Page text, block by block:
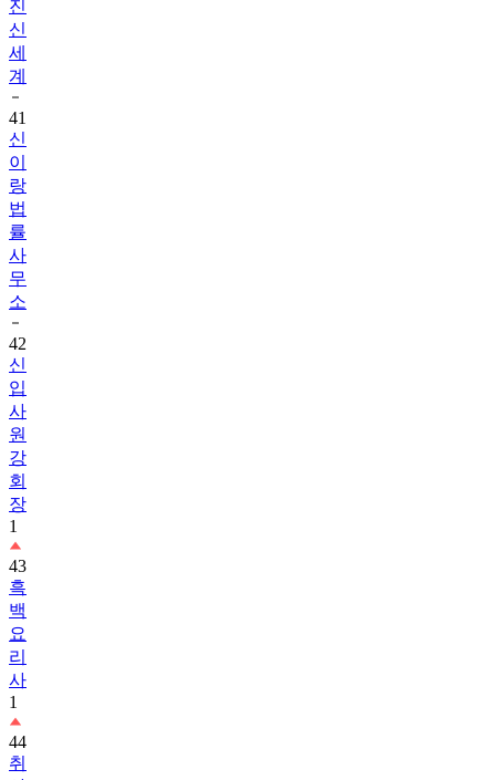
세
계
41
신
이
랑
법
률
사
무
소
42
신
입
사
원
강
회
장
1
43
흑
백
요
리
사
1
44
취
사
병,